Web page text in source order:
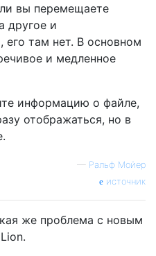
вы перемещаете
другое и
его там нет. В основном
и медленное
информацию о файле,
отображаться, но в
— Ральф Мойер
источник
же проблема с новым